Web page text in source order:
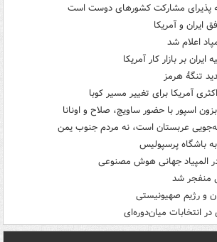
پذیرای مشارکت کشورهای دوست است
ایران و آمریکا
اعلام شد
بر بازار کار آمریکا
تنگۀ هرمز
آمریکا برای تغییر مسیر کوبا
اسپور با حضور ساویچ، صلاح و اونانا
عربستان است، نه مردم جنوب یمن
باشگاه پرسپولیس
المپیاد جهانی هوش مصنوعی
منفجر شد
و رژیم صهیونیستی
انتخابات میان‌دوره‌ای